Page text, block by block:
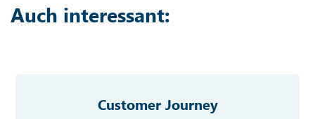
Auch interessant:
Customer Journey